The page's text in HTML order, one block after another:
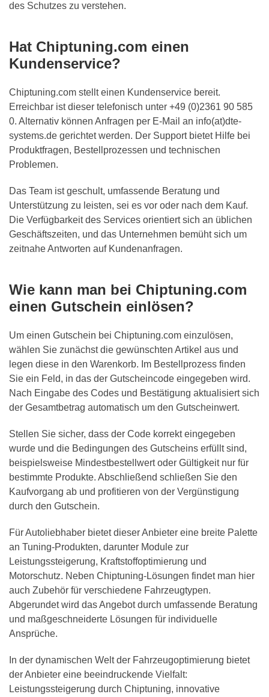
des Schutzes zu verstehen.
Hat Chiptuning.com einen
Kundenservice?
Chiptuning.com stellt einen Kundenservice bereit.
Erreichbar ist dieser telefonisch unter +49 (0)2361 90 585
0. Alternativ können Anfragen per E-Mail an info(at)dte-
systems.de gerichtet werden. Der Support bietet Hilfe bei
Produktfragen, Bestellprozessen und technischen
Problemen.
Das Team ist geschult, umfassende Beratung und
Unterstützung zu leisten, sei es vor oder nach dem Kauf.
Die Verfügbarkeit des Services orientiert sich an üblichen
Geschäftszeiten, und das Unternehmen bemüht sich um
zeitnahe Antworten auf Kundenanfragen.
Wie kann man bei Chiptuning.com
einen Gutschein einlösen?
Um einen Gutschein bei Chiptuning.com einzulösen,
wählen Sie zunächst die gewünschten Artikel aus und
legen diese in den Warenkorb. Im Bestellprozess finden
Sie ein Feld, in das der Gutscheincode eingegeben wird.
Nach Eingabe des Codes und Bestätigung aktualisiert sich
der Gesamtbetrag automatisch um den Gutscheinwert.
Stellen Sie sicher, dass der Code korrekt eingegeben
wurde und die Bedingungen des Gutscheins erfüllt sind,
beispielsweise Mindestbestellwert oder Gültigkeit nur für
bestimmte Produkte. Abschließend schließen Sie den
Kaufvorgang ab und profitieren von der Vergünstigung
durch den Gutschein.
Für Autoliebhaber bietet dieser Anbieter eine breite Palette
an Tuning-Produkten, darunter Module zur
Leistungssteigerung, Kraftstoffoptimierung und
Motorschutz. Neben Chiptuning-Lösungen findet man hier
auch Zubehör für verschiedene Fahrzeugtypen.
Abgerundet wird das Angebot durch umfassende Beratung
und maßgeschneiderte Lösungen für individuelle
Ansprüche.
In der dynamischen Welt der Fahrzeugoptimierung bietet
der Anbieter eine beeindruckende Vielfalt:
Leistungssteigerung durch Chiptuning, innovative